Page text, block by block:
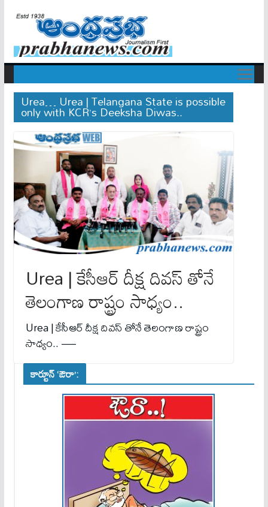
Urea… Urea | Telangana State is possible
only with KCR’s Deeksha Diwas..
Urea | కేసీఆర్ దీక్ష దివస్ తోనే
తెలంగాణ రాష్ట్రం సాధ్యం..
Urea | కేసీఆర్ దీక్ష దివస్ తోనే తెలంగాణ రాష్ట్రం
సాధ్యం.. —
కార్టూన్ ‘ఔరా’: